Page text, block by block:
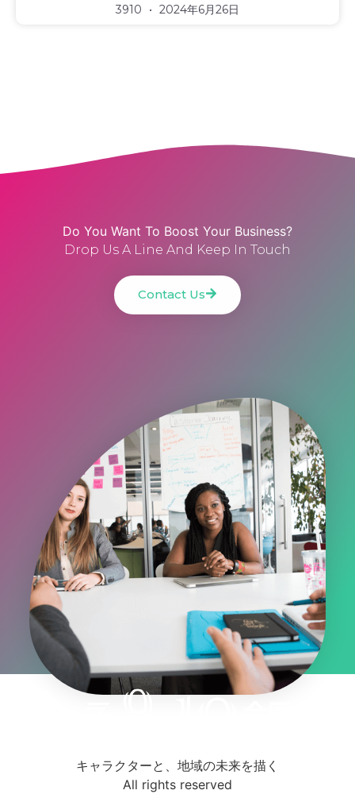
3910 2024年6月26日
Do You Want To Boost Your Business?
Drop Us A Line And Keep In Touch
Contact Us
キャラクターと、地域の未来を描く
All rights reserved